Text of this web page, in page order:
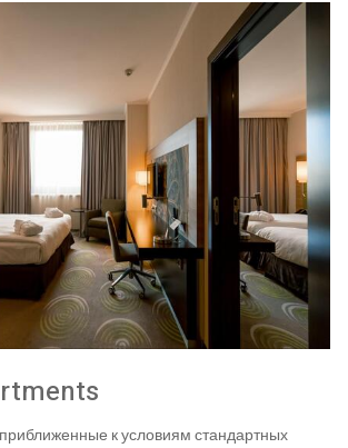
к условиям стандартных